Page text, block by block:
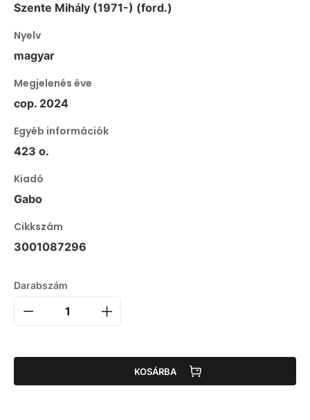
Szente Mihály (1971-) (ford.)
Nyelv
magyar
Megjelenés éve
cop. 2024
Egyéb információk
423 o.
Kiadó
Gabo
Cikkszám
3001087296
Darabszám
KOSÁRBA